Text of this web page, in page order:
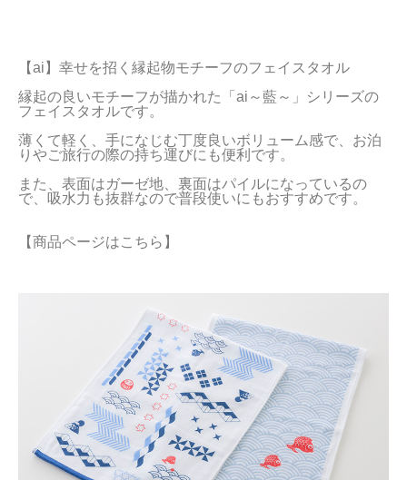
【ai】幸せを招く縁起物モチーフのフェイスタオル
縁起の良いモチーフが描かれた「ai～藍～」シリーズの
フェイスタオルです。
薄くて軽く、手になじむ丁度良いボリューム感で、お泊
りやご旅行の際の持ち運びにも便利です。
また、表面はガーゼ地、裏面はパイルになっているの
【商品ページはこちら】